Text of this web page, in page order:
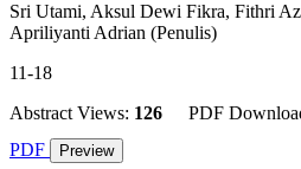
Sri Utami, Aksul Dewi Fikra, Fithri
Apriliyanti Adrian (Penulis)
11-18
Abstract Views: 126 PDF
PDF
Preview